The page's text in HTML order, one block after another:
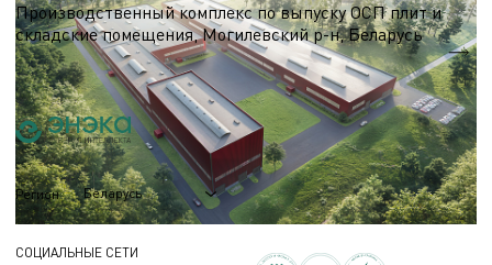
Производственный комплекс по выпуску ОСП плит и
складские помещения, Могилевский р-н, Беларусь
Общая площадь = 34 000 м.кв.
Регион Беларусь
СОЦИАЛЬНЫЕ СЕТИ